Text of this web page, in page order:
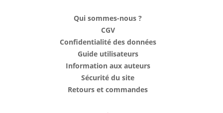
Qui sommes-nous ?
CGV
Confidentialité des données
Guide utilisateurs
Information aux auteurs
Sécurité du site
Retours et commandes